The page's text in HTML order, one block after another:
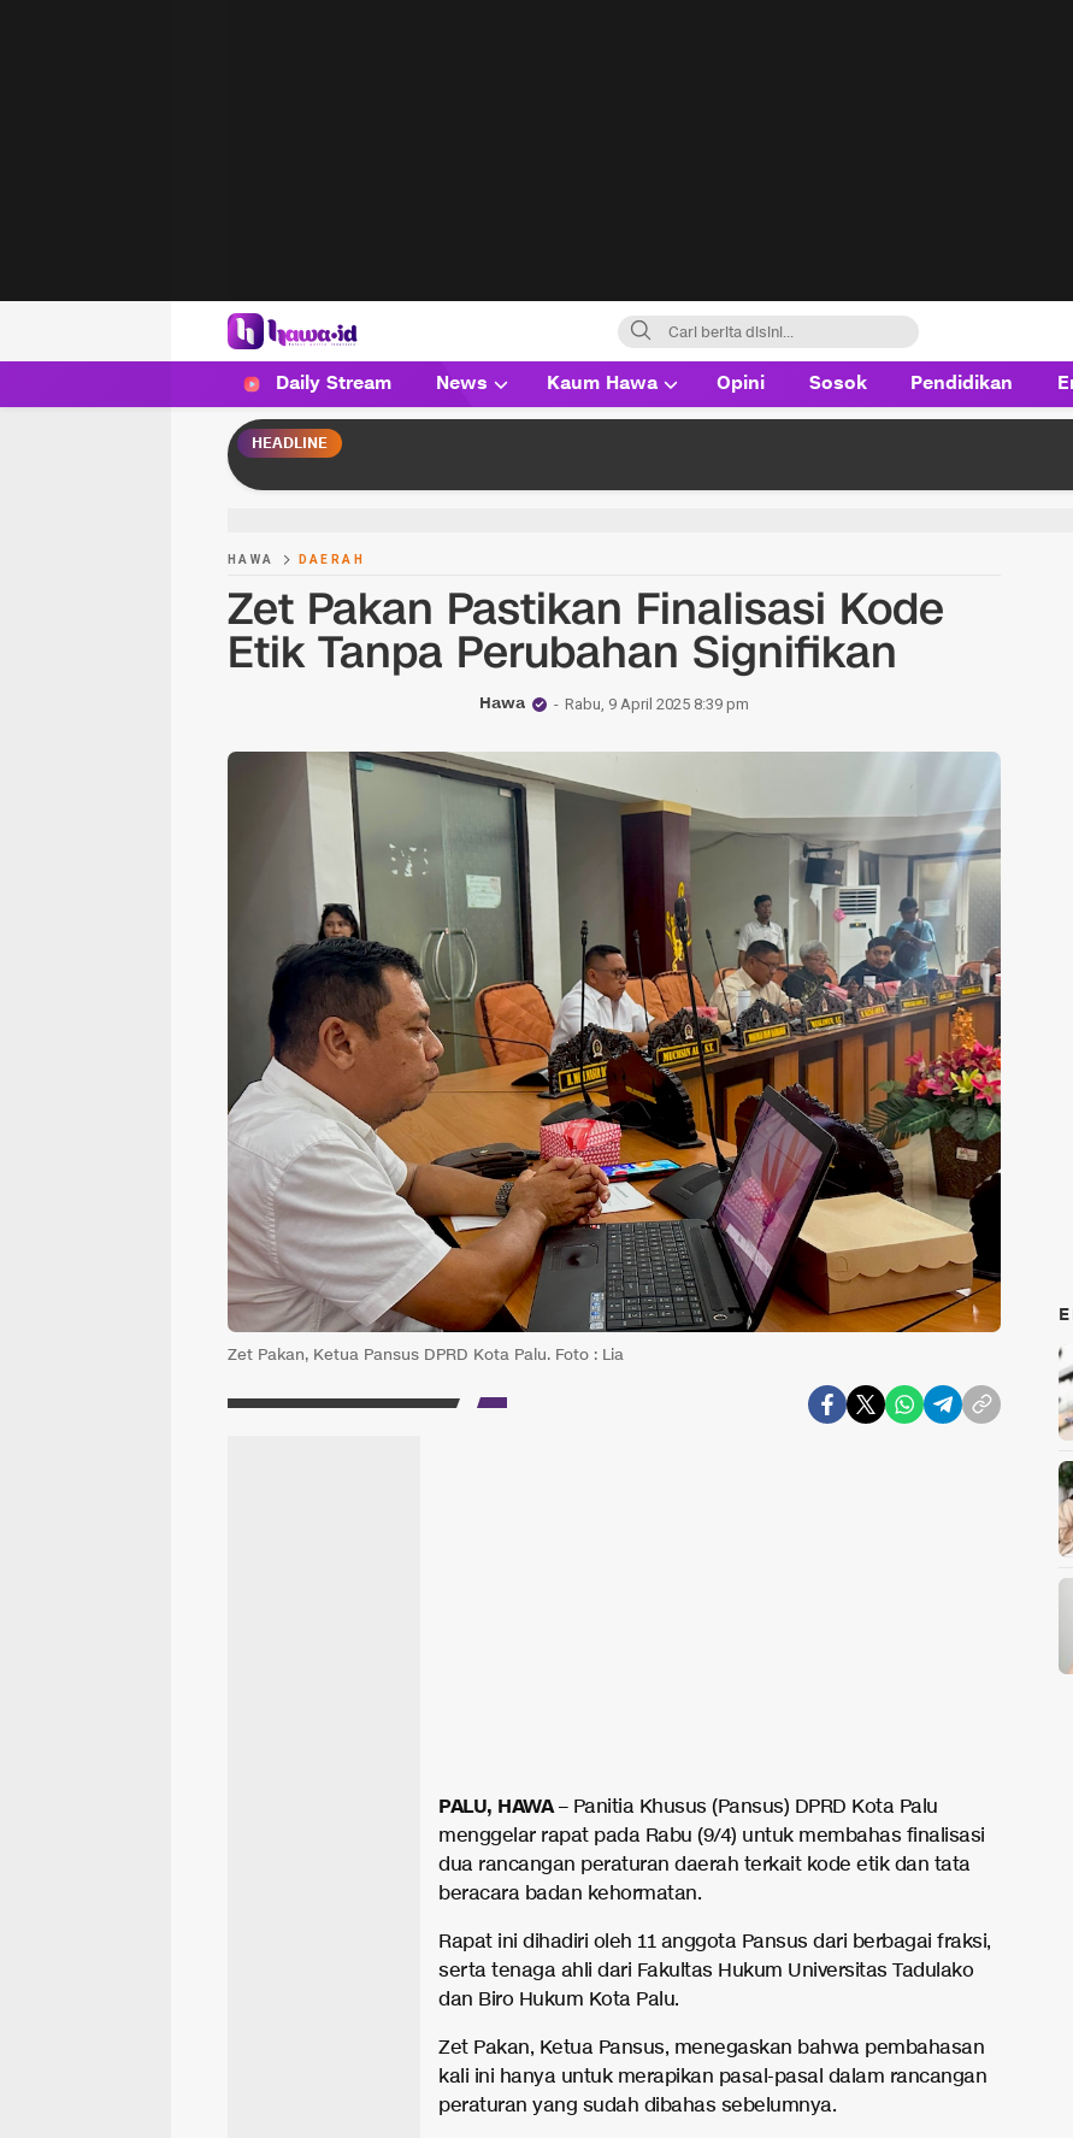
HAWA
Haluan Wanita Indonesia
Daily Stream News Kaum Hawa Opini Sosok Pendidikan
HEADLINE
HAWA DAERAH
Zet Pakan Pastikan Finalisasi Kode
Etik Tanpa Perubahan Signifikan
Hawa Rabu, 9 April 2025 8:39 pm
Zet Pakan, Ketua Pansus DPRD Kota Palu. Foto : Lia
PALU, HAWA– Panitia Khusus (Pansus) DPRD Kota Palu
menggelar rapat pada Rabu (9/4) untuk membahas finalisasi
dua rancangan peraturan daerah terkait kode etik dan tata
beracara badan kehormatan.
Rapat ini dihadiri oleh 11 anggota Pansus dari berbagai fraksi,
serta tenaga ahli dari Fakultas Hukum Universitas Tadulako
dan Biro Hukum Kota Palu.
Zet Pakan, Ketua Pansus, menegaskan bahwa pembahasan
kali ini hanya untuk merapikan pasal-pasal dalam rancangan
peraturan yang sudah dibahas sebelumnya.